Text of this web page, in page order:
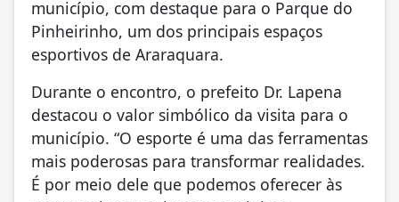
município, com destaque para o Parque do
Pinheirinho, um dos principais espaços
esportivos de Araraquara.
Durante o encontro, o prefeito Dr. Lapena
destacou o valor simbólico da visita para o
município. “O esporte é uma das ferramentas
mais poderosas para transformar realidades.
É por meio dele que podemos oferecer às